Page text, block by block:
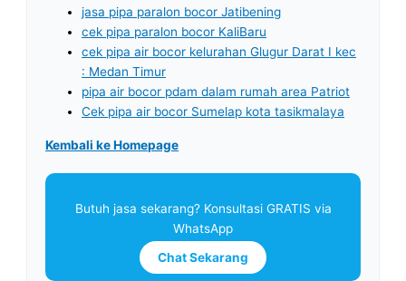
jasa pipa paralon bocor Jatibening
cek pipa paralon bocor KaliBaru
cek pipa air bocor kelurahan Glugur Darat I kec
: Medan Timur
pipa air bocor pdam dalam rumah area Patriot
Cek pipa air bocor Sumelap kota tasikmalaya
Kembali ke Homepage
Butuh jasa sekarang? Konsultasi GRATIS via
WhatsApp
Chat Sekarang